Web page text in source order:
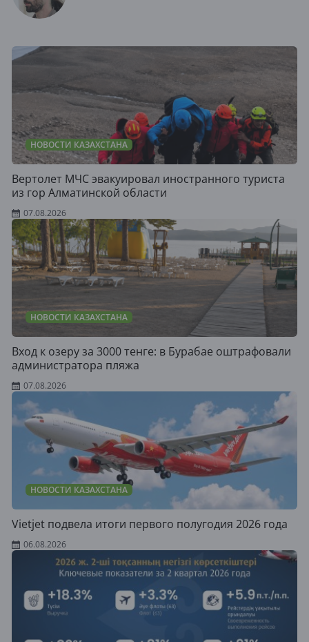
НОВОСТИ КАЗАХСТАНА
Вертолет МЧС эвакуировал иностранного туриста
из гор Алматинской области
07.08.2026
НОВОСТИ КАЗАХСТАНА
Вход к озеру за 3000 тенге: в Бурабае оштрафовали
администратора пляжа
07.08.2026
НОВОСТИ КАЗАХСТАНА
Vietjet подвела итоги первого полугодия 2026 года
06.08.2026